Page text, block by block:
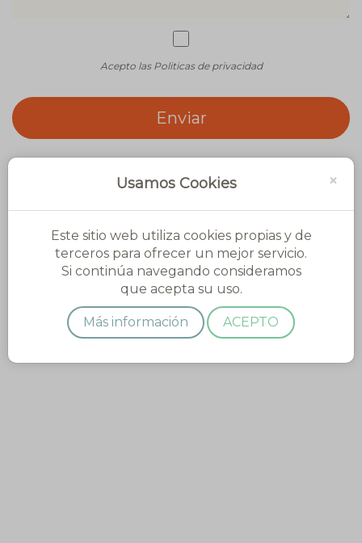
Acepto las Politicas de privacidad
Enviar
×
Usamos Cookies
Este sitio web utiliza cookies propias y de
terceros para ofrecer un mejor servicio.
Si continúa navegando consideramos
que acepta su uso.
Más información ACEPTO